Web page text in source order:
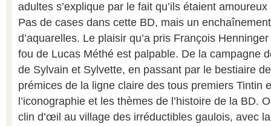
adultes s’explique par le fait qu’ils étaient
Pas de cases dans cette BD, mais un
d’aquarelles. Le plaisir qu’a pris François
fou de Lucas Méthé est palpable. De la campagne
de Sylvain et Sylvette, en passant par le bestiaire
prémices de la ligne claire des tous premiers Tintin
l’iconographie et les thèmes de l’histoire de la BD.
clin d’œil au village des irréductibles gaulois, avec